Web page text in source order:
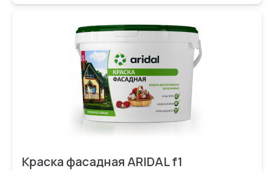
Краска фасадная ARIDAL f1